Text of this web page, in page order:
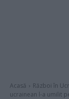
Acasă Război în
ucrainean l-a umilit